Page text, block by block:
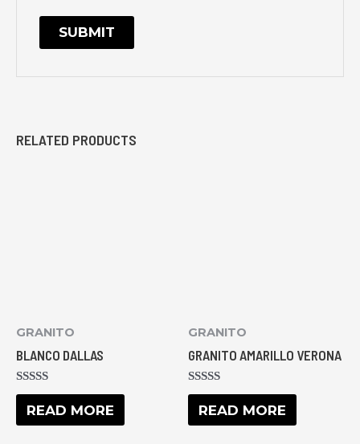
RELATED PRODUCTS
GRANITO
BLANCO DALLAS
RATED
OUT
OF
READ MORE
GRANITO
GRANITO AMARILLO VERONA
RATED
OUT
OF
READ MORE